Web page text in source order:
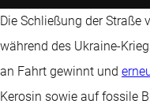
Die Schließung der Straße
während des Ukraine-
an Fahrt gewinnt und
Kerosin sowie auf fossile